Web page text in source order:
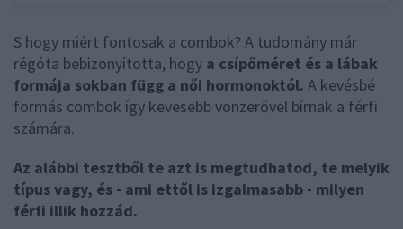
S hogy miért fontosak a combok? A tudomány már
régóta bebizonyította, hogy a csípőméret és a lábak
formája sokban függ a női hormonoktól. A kevésbé
formás combok így kevesebb vonzerővel bírnak a férfi
számára.
Az alábbi tesztből te azt is megtudhatod, te melyik
típus vagy, és - ami ettől is izgalmasabb - milyen
férfi illik hozzád.